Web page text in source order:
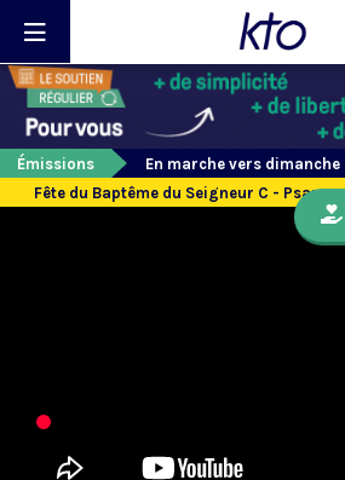
Émissions
En marche vers dimanche
Fête du Baptême du Seigneur C - Psaume